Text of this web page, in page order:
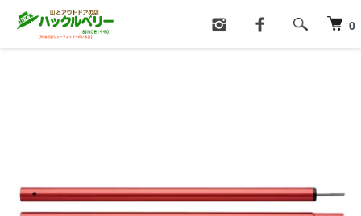
0
ホーム テント・タープ テント・タープアクセサリー